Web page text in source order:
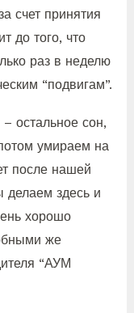
счет принятия
до того, что
раз в неделю
“подвигам”.
остальное сон,
умираем на
после нашей
делаем здесь и
хорошо
же
“АУМ